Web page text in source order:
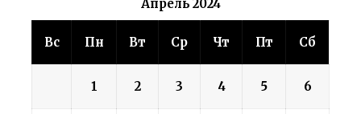
Апрель 2024
Вс Пн Вт Ср Чт Пт Сб
1 2 3 4 5 6